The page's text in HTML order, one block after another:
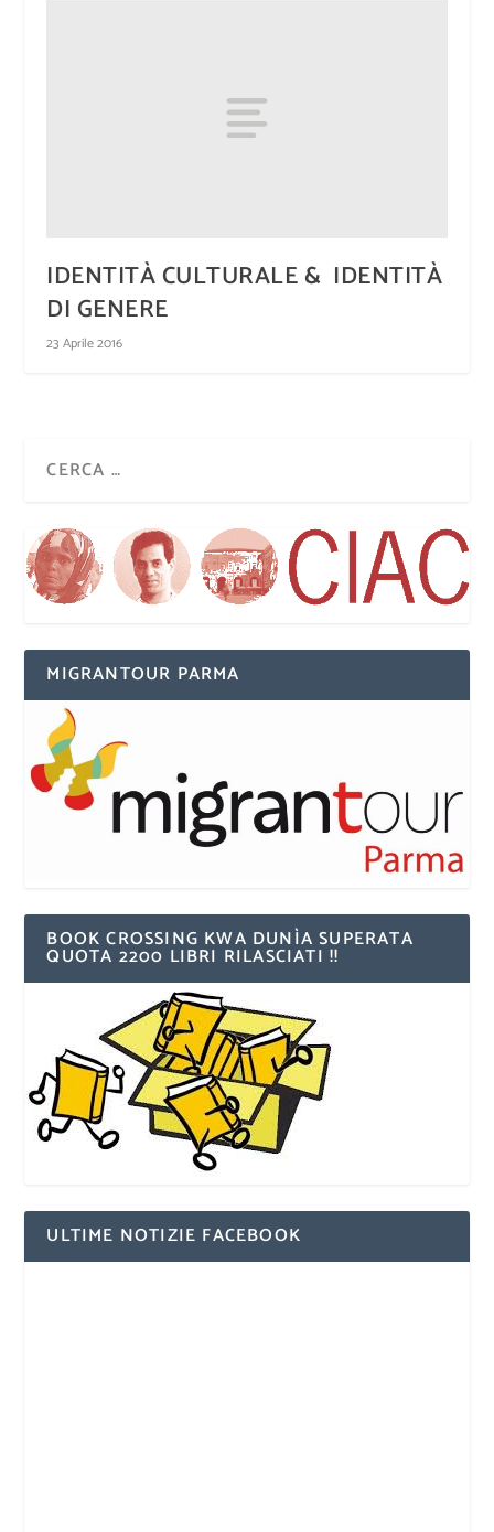
IDENTITÀ CULTURALE & IDENTITÀ
DI GENERE
23 Aprile 2016
MIGRANTOUR PARMA
BOOK CROSSING KWA DUNÌA SUPERATA
QUOTA 2200 LIBRI RILASCIATI !!
ULTIME NOTIZIE FACEBOOK